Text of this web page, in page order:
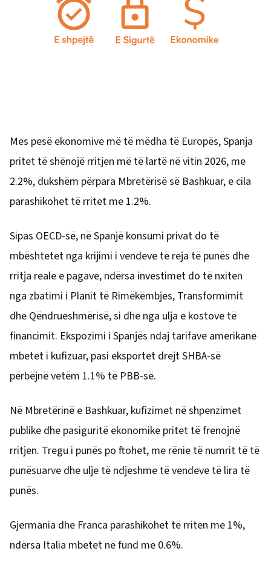
Mes pesë ekonomive më të mëdha të Europës, Spanja
pritet të shënojë rritjen më të lartë në vitin 2026, me
2.2%, dukshëm përpara Mbretërisë së Bashkuar, e cila
parashikohet të rritet me 1.2%.
Sipas OECD-së, në Spanjë konsumi privat do të
mbështetet nga krijimi i vendeve të reja të punës dhe
rritja reale e pagave, ndërsa investimet do të nxiten
nga zbatimi i Planit të Rimëkëmbjes, Transformimit
dhe Qëndrueshmërisë, si dhe nga ulja e kostove të
financimit. Ekspozimi i Spanjës ndaj tarifave amerikane
mbetet i kufizuar, pasi eksportet drejt SHBA-së
përbëjnë vetëm 1.1% të PBB-së.
Në Mbretërinë e Bashkuar, kufizimet në shpenzimet
publike dhe pasiguritë ekonomike pritet të frenojnë
rritjen. Tregu i punës po ftohet, me rënie të numrit të të
punësuarve dhe ulje të ndjeshme të vendeve të lira të
punës.
Gjermania dhe Franca parashikohet të rriten me 1%,
ndërsa Italia mbetet në fund me 0.6%.